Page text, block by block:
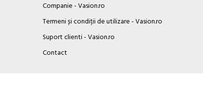
Companie - Vasion.ro
Termeni și condiții de utilizare - Vasion.ro
Suport clienti - Vasion.ro
Contact